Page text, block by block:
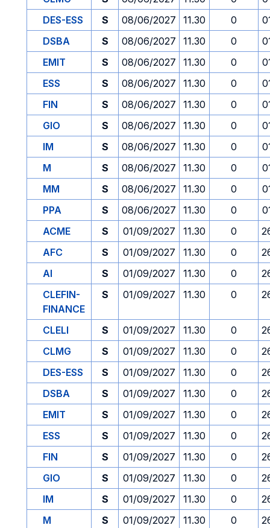
DES-ESS
S 08/06/2027 11.30 0
DSBA
S 08/06/2027 11.30 0
EMIT
S 08/06/2027 11.30 0
ESS
S 08/06/2027 11.30 0
FIN
S 08/06/2027 11.30 0
GIO
S 08/06/2027 11.30 0
IM
S 08/06/2027 11.30 0
M
S 08/06/2027 11.30 0
MM
S 08/06/2027 11.30 0
PPA
S 08/06/2027 11.30 0
ACME
S 01/09/2027 11.30 0
AFC
S 01/09/2027 11.30 0
AI
S 01/09/2027 11.30 0
CLEFIN-
FINANCE
S 01/09/2027 11.30 0
CLELI S 01/09/2027 11.30 0
CLMG
S 01/09/2027 11.30 0
DES-ESS
S 01/09/2027 11.30 0
DSBA
S 01/09/2027 11.30 0
EMIT
S 01/09/2027 11.30 0
ESS
S 01/09/2027 11.30 0
FIN
S 01/09/2027 11.30 0
GIO
S 01/09/2027 11.30 0
IM
S 01/09/2027 11.30 0
M
S 01/09/2027 11.30 0